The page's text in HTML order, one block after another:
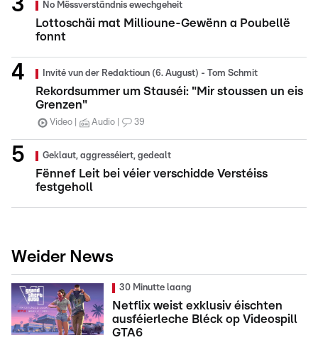
No Mëssverständnis ewechgeheit
Lottoschäi mat Millioune-Gewënn a Poubellë
fonnt
Invité vun der Redaktioun (6. August) - Tom Schmit
Rekordsummer um Stauséi: "Mir stoussen un eis
Grenzen"
Video Audio 39
Geklaut, aggresséiert, gedealt
Fënnef Leit bei véier verschidde Verstéiss
festgeholl
Weider News
30 Minutte laang
Netflix weist exklusiv éischten
ausféierleche Bléck op Videospill
GTA6